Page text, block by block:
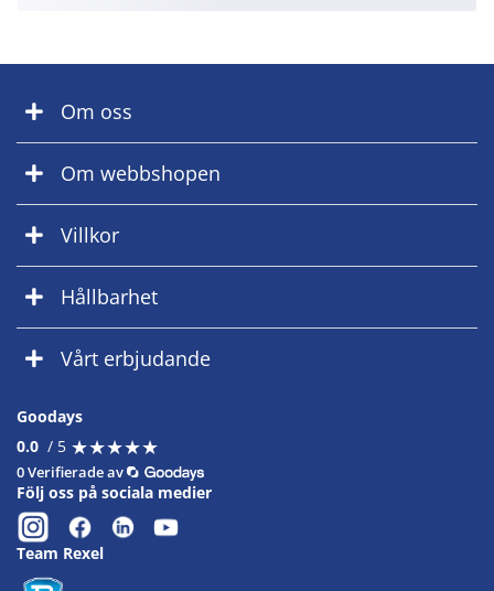
Om oss
Om webbshopen
Villkor
Hållbarhet
Vårt erbjudande
Goodays
0.0 / 5 ★★★★★
★★★★★
0 Verifierade av
Följ oss på sociala medier
Team Rexel